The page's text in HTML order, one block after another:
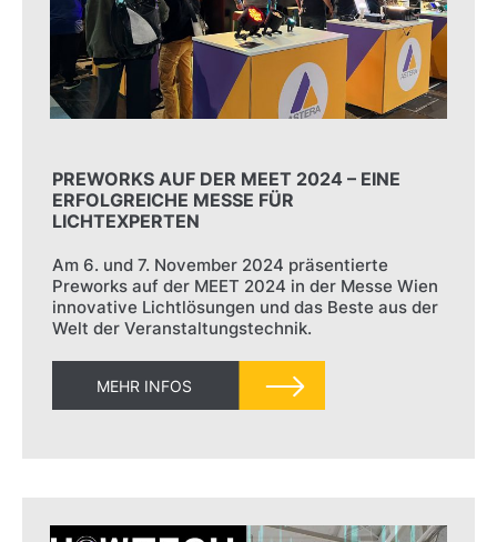
PREWORKS AUF DER MEET 2024 – EINE
ERFOLGREICHE MESSE FÜR
LICHTEXPERTEN
Am 6. und 7. November 2024 präsentierte
Preworks auf der MEET 2024 in der Messe Wien
innovative Lichtlösungen und das Beste aus der
Welt der Veranstaltungstechnik.
MEHR INFOS